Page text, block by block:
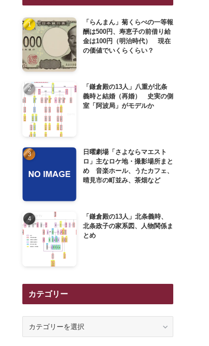
「らんまん」菊くらべの一等報
酬は500円、寿恵子の前借り給
金は100円（明治時代） 現在
の価値でいくらくらい？
「鎌倉殿の13人」八重が北条
義時と結婚（再婚） 史実の側
室「阿波局」がモデルか
日曜劇場「さよならマエスト
ロ」主なロケ地・撮影場所まと
め 音楽ホール、うたカフェ、
晴見市の町並み、茶畑など
「鎌倉殿の13人」北条義時、
北条政子の家系図、人物関係ま
とめ
カテゴリー